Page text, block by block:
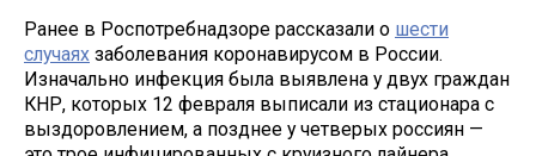
Ранее в Роспотребнадзоре рассказали о шести
случаях заболевания коронавирусом в России.
Изначально инфекция была выявлена у двух граждан
КНР, которых 12 февраля выписали из стационара с
выздоровлением, а позднее у четверых россиян —